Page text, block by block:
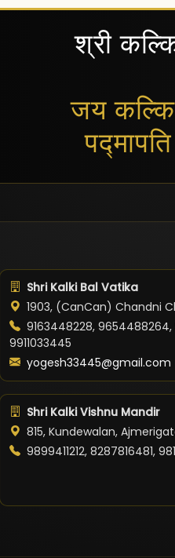
श्री
जय
Shri Kalki Bal Vatika
1903, (CanCan) Chandni
9163448228,
9911033445
yogesh33445@gmail.com
Shri Kalki Vishnu Mandir
815, Kundewalan,
9899411212, 8287816481,